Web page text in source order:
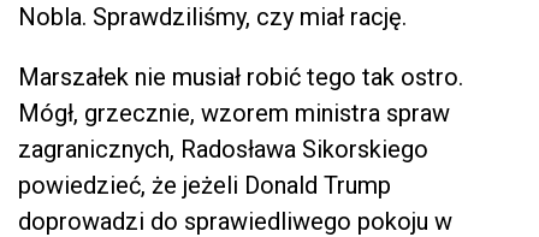
Nobla. Sprawdziliśmy, czy miał rację.
Marszałek nie musiał robić tego tak ostro.
Mógł, grzecznie, wzorem ministra spraw
zagranicznych, Radosława Sikorskiego
powiedzieć, że jeżeli Donald Trump
doprowadzi do sprawiedliwego pokoju w